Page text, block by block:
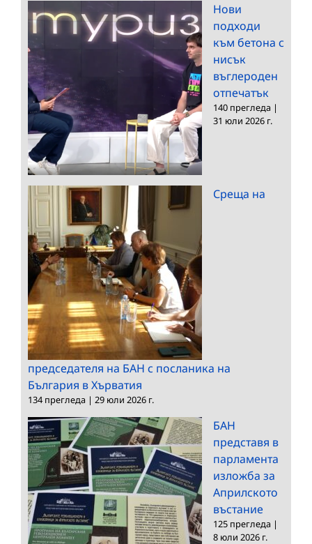
Нови
подходи
към бетона с
нисък
въглероден
отпечатък
140 прегледа |
31 юли 2026 г.
Среща на
председателя на БАН с посланика на
България в Хърватия
134 прегледа | 29 юли 2026 г.
БАН
представя в
парламента
изложба за
Априлското
въстание
125 прегледа |
8 юли 2026 г.